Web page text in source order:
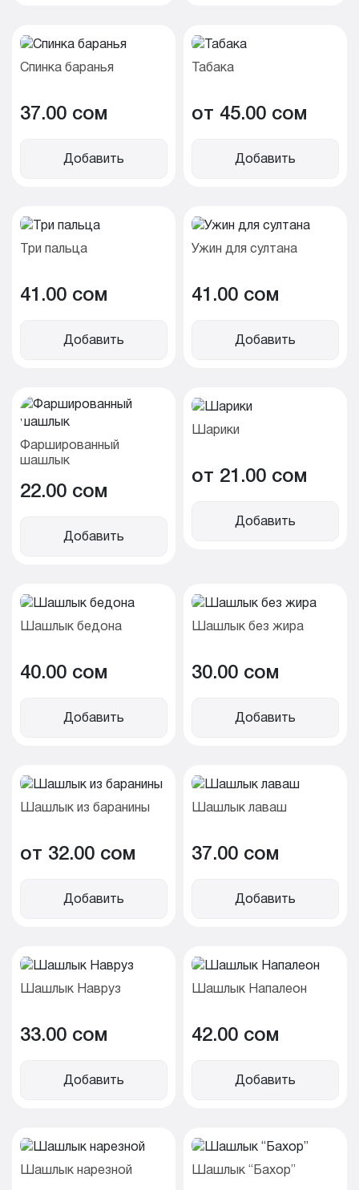
Спинка баранья
37.00 cом
Добавить
Табака
от 45.00 cом
Добавить
Три пальца
41.00 cом
Добавить
Ужин для султана
41.00 cом
Добавить
Фаршированный
шашлык
22.00 cом
Добавить
Шарики
от 21.00 cом
Добавить
Шашлык бедона
40.00 cом
Добавить
Шашлык без жира
30.00 cом
Добавить
Шашлык из баранины
от 32.00 cом
Добавить
Шашлык лаваш
37.00 cом
Добавить
Шашлык Навруз
33.00 cом
Добавить
Шашлык Напалеон
42.00 cом
Добавить
Шашлык нарезной Шашлык “Бахор”